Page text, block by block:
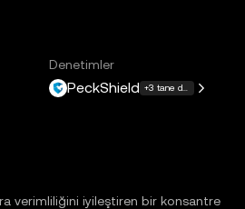
Denetimler
PeckShield +3 tane daha
verimliliğini iyileştiren bir konsantre